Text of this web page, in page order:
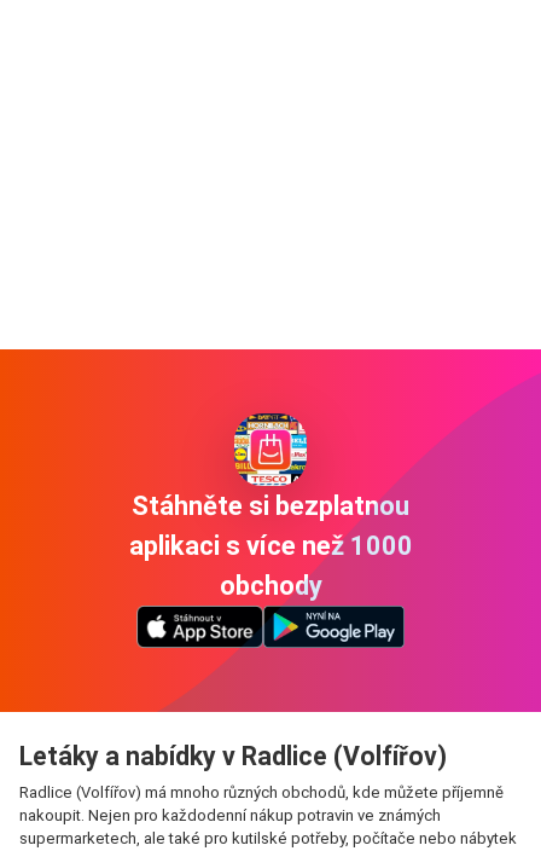
Stáhněte si bezplatnou
aplikaci s více než 1000
obchody
Letáky a nabídky v Radlice (Volfířov)
Radlice (Volfířov) má mnoho různých obchodů, kde můžete příjemně
nakoupit. Nejen pro každodenní nákup potravin ve známých
supermarketech, ale také pro kutilské potřeby, počítače nebo nábytek